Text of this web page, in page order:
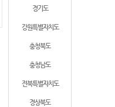
경기도
강원특별자치도
충청북도
충청남도
전북특별자치도
경상북도